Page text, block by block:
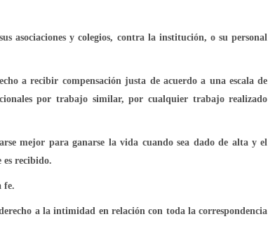
asociaciones y colegios, contra la institución, o su personal
a recibir compensación justa de acuerdo a una escala de
por trabajo similar, por cualquier trabajo realizado
mejor para ganarse la vida cuando sea dado de alta y el
es recibido.
fe.
a la intimidad en relación con toda la correspondencia